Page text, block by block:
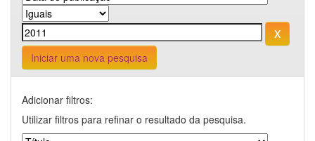
Iniciar uma nova pesquisa
Adicionar filtros:
Utilizar filtros para refinar o resultado da pesquisa.